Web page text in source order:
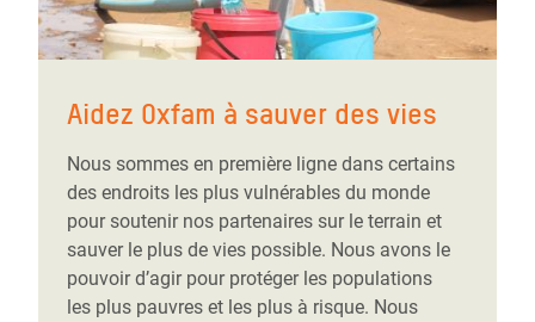
Aidez Oxfam à sauver des vies
Nous sommes en première ligne dans certains
des endroits les plus vulnérables du monde
pour soutenir nos partenaires sur le terrain et
sauver le plus de vies possible. Nous avons le
pouvoir d’agir pour protéger les populations
les plus pauvres et les plus à risque. Nous